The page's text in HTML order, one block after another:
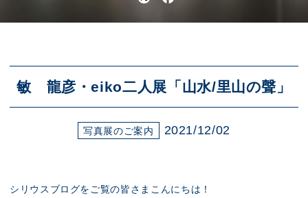
敏 龍彦・eiko二人展「山水/里山の聲」
写真展のご案内 2021/12/02
シリウスブログをご覧の皆さまこんにちは！
アクセス